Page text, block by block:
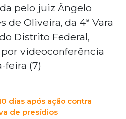
Chiusura e
de
de Mato Grosso
sobre a
extraídas de um
Pinheiro apontou
deflagrada em março
tráfico de drogas e
em cinco estados.
pelo juiz Ângelo
de Oliveira, da 4ª Vara
Distrito Federal,
videoconferência
feira (7)
dias após ação contra
de presídios